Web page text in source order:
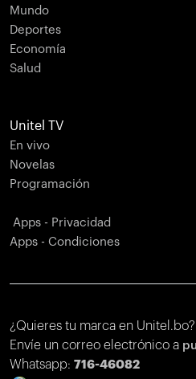
Mundo
Deportes
Economía
Salud
Unitel TV
En vivo
Novelas
Programación
Apps - Privacidad
Apps - Condiciones
¿Quieres tu marca en Unitel.bo?
Envíe un correo electrónico a
Whatsapp: 716-46082